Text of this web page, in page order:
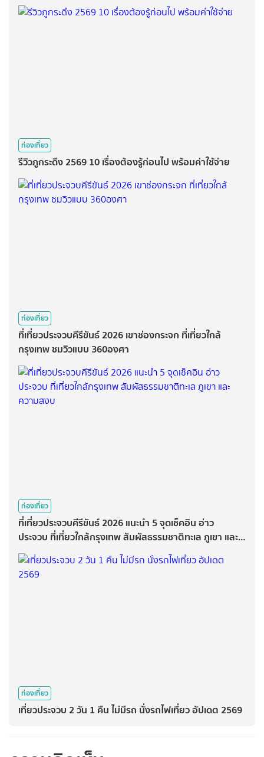
ท่องเที่ยว
รีวิวภูกระดึง 2569 10 เรื่องต้องรู้ก่อนไป พร้อมค่าใช้จ่าย
ท่องเที่ยว
ที่เที่ยวประจวบคีรีขันธ์ 2026 เขาช่องกระจก ที่เที่ยวใกล้
กรุงเทพ ชมวิวแบบ 360องศา
ท่องเที่ยว
ที่เที่ยวประจวบคีรีขันธ์ 2026 แนะนำ 5 จุดเช็คอิน อ่าว
ประจวบ ที่เที่ยวใกล้กรุงเทพ สัมผัสธรรมชาติทะเล ภูเขา และ
ความสงบ
ท่องเที่ยว
เที่ยวประจวบ 2 วัน 1 คืน ไม่มีรถ นั่งรถไฟเที่ยว อัปเดต 2569